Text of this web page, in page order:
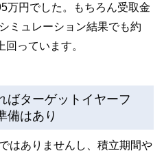
万円でした。もちろん受取金
ミュレーション結果でも約
っています。
ばターゲットイヤーフ
備はあり
はありませんし、積立期間や